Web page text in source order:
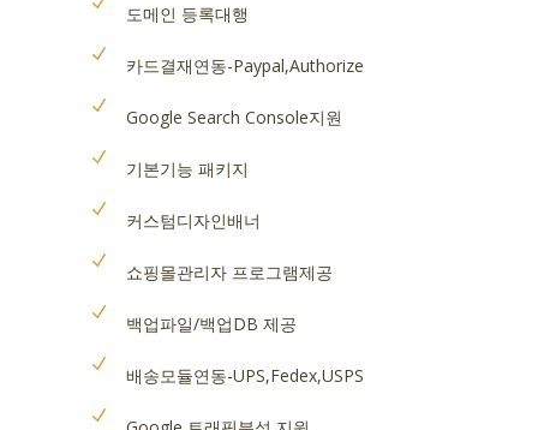
도메인 등록대행
카드결재연동-Paypal,Authorize
Google Search Console지원
기본기능 패키지
커스텀디자인배너
쇼핑몰관리자 프로그램제공
백업파일/백업DB 제공
배송모듈연동-UPS,Fedex,USPS